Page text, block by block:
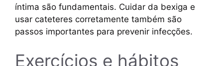
íntima são fundamentais. Cuidar da bexiga e
usar cateteres corretamente também são
passos importantes para prevenir infecções.
Exercícios e hábitos